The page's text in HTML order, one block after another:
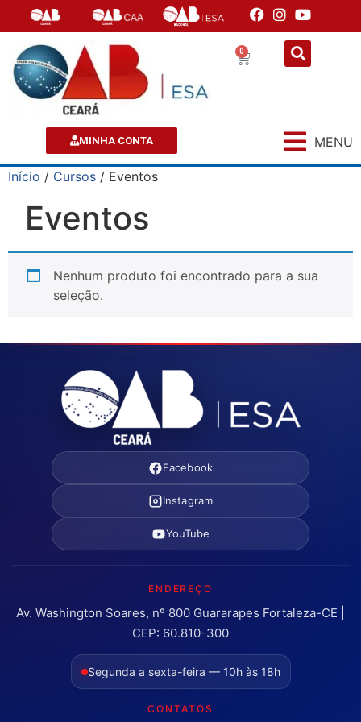
0
MINHA CONTA MENU
Início / Cursos / Eventos
Eventos
Nenhum produto foi encontrado para a sua
seleção.
Facebook
Instagram
YouTube
ENDEREÇO
Av. Washington Soares, nº 800 Guararapes Fortaleza-CE |
CEP: 60.810-300
Segunda a sexta-feira — 10h às 18h
CONTATOS